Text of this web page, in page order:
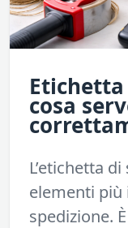
Etichetta
cosa
L’etichetta
elementi
spedizione.